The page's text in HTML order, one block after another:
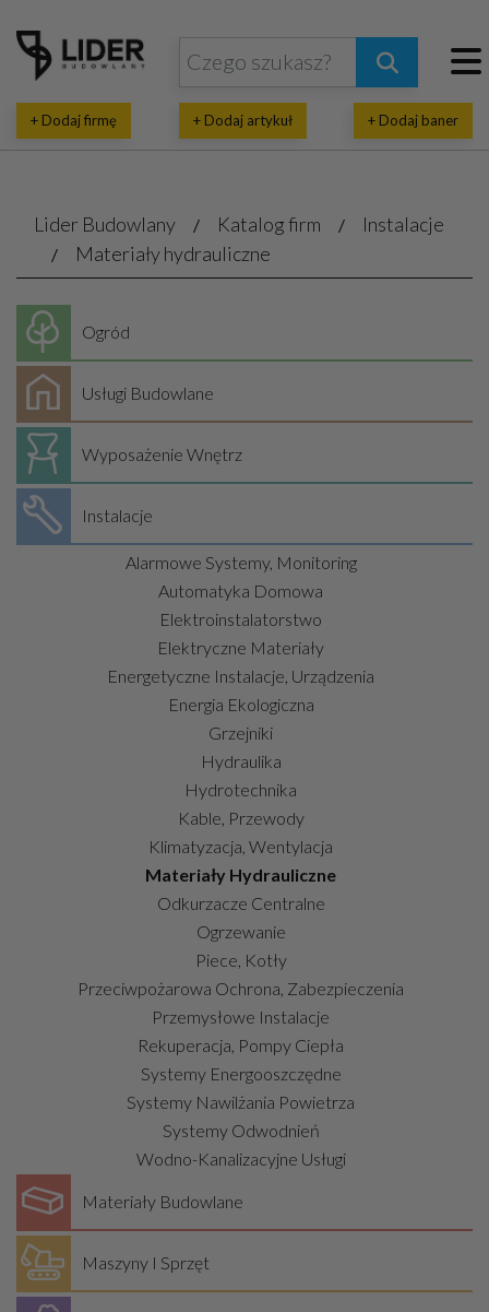
+ Dodaj firmę + Dodaj artykuł + Dodaj baner
Lider Budowlany Katalog firm
Instalacje
Materiały hydrauliczne
Ogród
Usługi Budowlane
Wyposażenie Wnętrz
Instalacje
Alarmowe Systemy, Monitoring
Automatyka Domowa
Elektroinstalatorstwo
Elektryczne Materiały
Energetyczne Instalacje, Urządzenia
Energia Ekologiczna
Grzejniki
Hydraulika
Hydrotechnika
Kable, Przewody
Klimatyzacja, Wentylacja
Materiały Hydrauliczne
Odkurzacze Centralne
Ogrzewanie
Piece, Kotły
Przeciwpożarowa Ochrona, Zabezpieczenia
Przemysłowe Instalacje
Rekuperacja, Pompy Ciepła
Systemy Energooszczędne
Systemy Nawilżania Powietrza
Systemy Odwodnień
Wodno-Kanalizacyjne Usługi
Materiały Budowlane
Maszyny I Sprzęt